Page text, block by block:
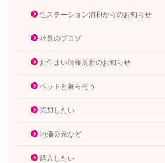
住ステーション浦和からのお知らせ
社長のブログ
お住まい情報更新のお知らせ
ペットと暮らそう
売却したい
地価公示など
購入したい